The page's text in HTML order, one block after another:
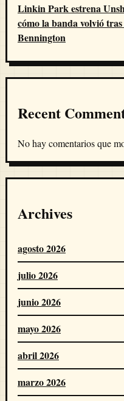
Linkin Park estrena
cómo la banda volvió
Bennington
Recent
No hay comentarios que
Archives
agosto 2026
julio 2026
junio 2026
mayo 2026
abril 2026
marzo 2026